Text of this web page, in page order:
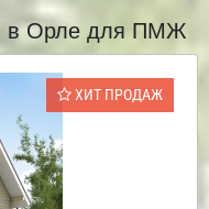
в Орле для ПМЖ
ХИТ ПРОДАЖ